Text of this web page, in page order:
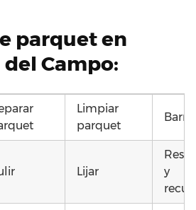
parquet en
Campo:
Limpiar
parquet
Lijar
y